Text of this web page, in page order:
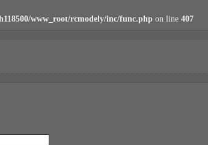
www_root/rcmodely/inc/func.php on line 407